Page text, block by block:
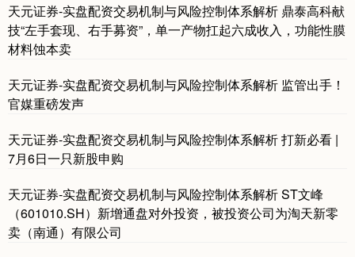
基金指数 7229.73 -1.70 -0.02%
国债指数 229.60 +0.00 0.00%
天元证券-实盘配资交易机制与风险控制体系解析 鼎泰高科献
技“左手套现、右手募资”，单一产物扛起六成收入，功能性膜
材料蚀本卖
天元证券-实盘配资交易机制与风险控制体系解析 监管出手！
官媒重磅发声
天元证券-实盘配资交易机制与风险控制体系解析 打新必看 |
7月6日一只新股申购
天元证券-实盘配资交易机制与风险控制体系解析 ST文峰
（601010.SH）新增通盘对外投资，被投资公司为淘天新零
卖（南通）有限公司